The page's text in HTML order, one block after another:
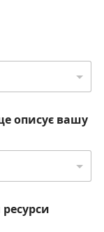
описує вашу